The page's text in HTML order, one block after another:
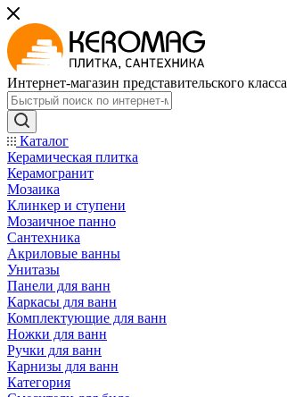
Интернет-магазин представительского класса
Каталог
Керамическая плитка
Керамогранит
Мозаика
Клинкер и ступени
Мозаичное панно
Сантехника
Акриловые ванны
Унитазы
Панели для ванн
Каркасы для ванн
Комплектующие для ванн
Ножки для ванн
Ручки для ванн
Карнизы для ванн
Категория